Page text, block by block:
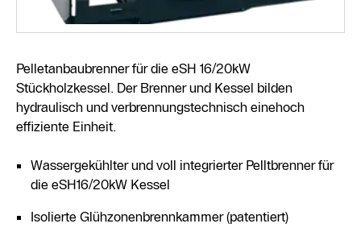
Pelletanbaubrenner für die eSH 16/20kW
Stückholzkessel. Der Brenner und Kessel bilden
hydraulisch und verbrennungstechnisch einehoch
effiziente Einheit.
Wassergekühlter und voll integrierter Pelltbrenner für
die eSH16/20kW Kessel
Isolierte Glühzonenbrennkammer (patentiert)